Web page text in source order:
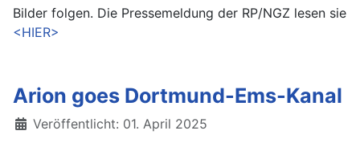
Bilder folgen. Die Pressemeldung der RP/NGZ lesen sie
<HIER>
Arion goes Dortmund-Ems-Kanal
Details
Veröffentlicht: 01. April 2025